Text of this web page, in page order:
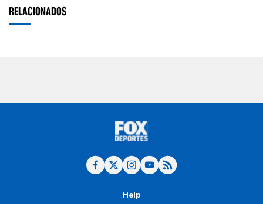
RELACIONADOS
Help